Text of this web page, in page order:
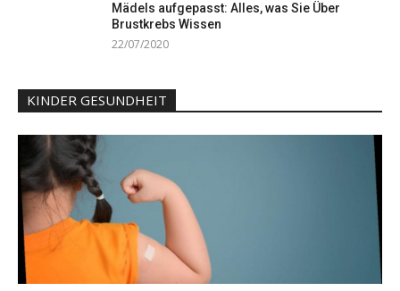
Mädels aufgepasst: Alles, was Sie Über
Brustkrebs Wissen
22/07/2020
KINDER GESUNDHEIT